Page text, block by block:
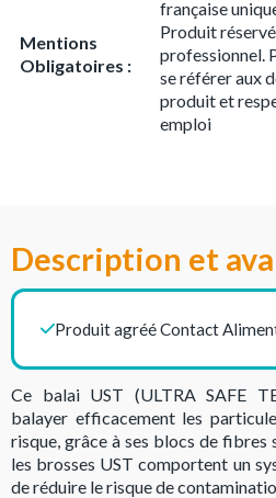
Mentions
Obligatoires :
française
Produit
professionnel.
se référer aux
produit et
emploi
Description et
Produit agréé Contact
Ce balai UST (ULTRA SAFE
balayer efficacement les
risque, grâce à ses blocs de fibres
les brosses UST comportent un
de réduire le risque de